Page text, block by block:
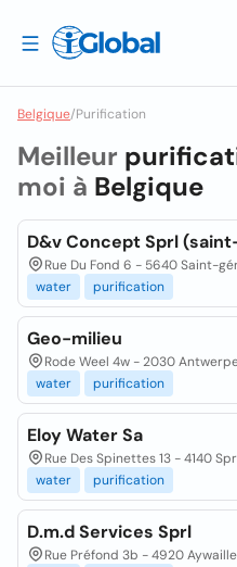
Belgique/Purification
Meilleur
moi à Belgique
D&v Concept Sprl
Rue Du Fond 6 - 5640 Saint-
water
purification
Geo-milieu
Rode Weel 4w - 2030
water
purification
Eloy Water Sa
Rue Des Spinettes 13 - 4140
water
purification
D.m.d Services Sprl
Rue Préfond 3b - 4920